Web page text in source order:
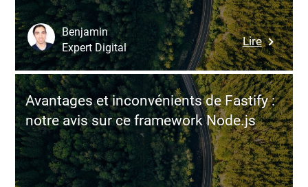
:
une
grille
de
décision
orientée
valeur
et
long
terme
Lire:
des
bases
de
données
:
sortir
du
Benjamin
Expert Digital
Avantages et inconvénients de Fastify :
notre avis sur ce framework Node.js